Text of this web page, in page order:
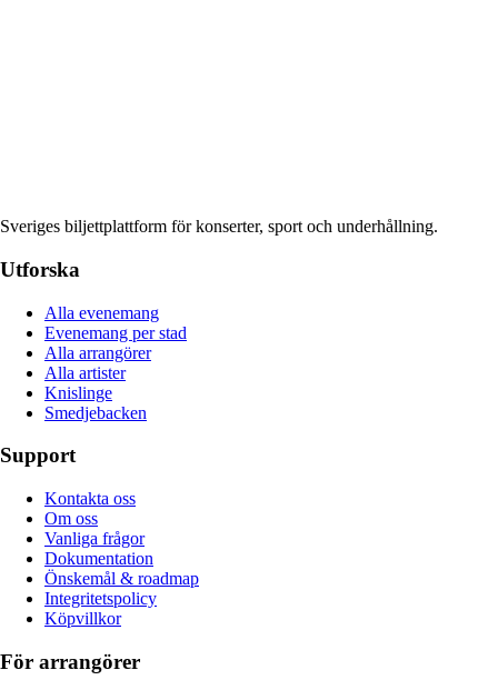
Sveriges biljettplattform för konserter, sport och underhållning.
Utforska
Alla evenemang
Evenemang per stad
Alla arrangörer
Alla artister
Knislinge
Smedjebacken
Support
Kontakta oss
Om oss
Vanliga frågor
Dokumentation
Önskemål & roadmap
Integritetspolicy
Köpvillkor
För arrangörer